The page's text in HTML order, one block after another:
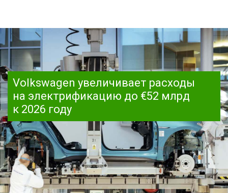
Volkswagen увеличивает расходы
на электрификацию до €52 млрд
к 2026 году